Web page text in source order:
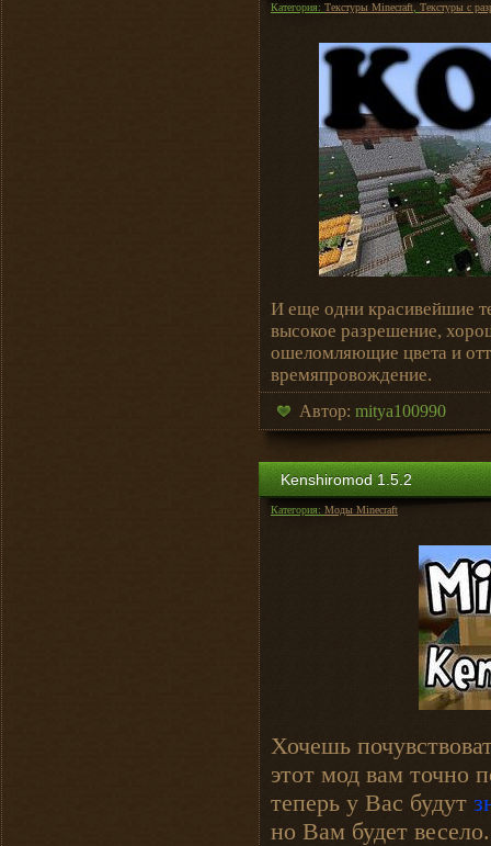
Категория: Текстуры Minecraft Текстуры с
И еще одни красивейшие
высокое разрешение,
ошеломляющие цвета и
времяпровождение.
Автор: mitya100990
Kenshiromod 1.5.2
Категория: Моды Minecraft
Хочешь
этот мод вам точно
теперь у Вас будут
но Вам будет весело.